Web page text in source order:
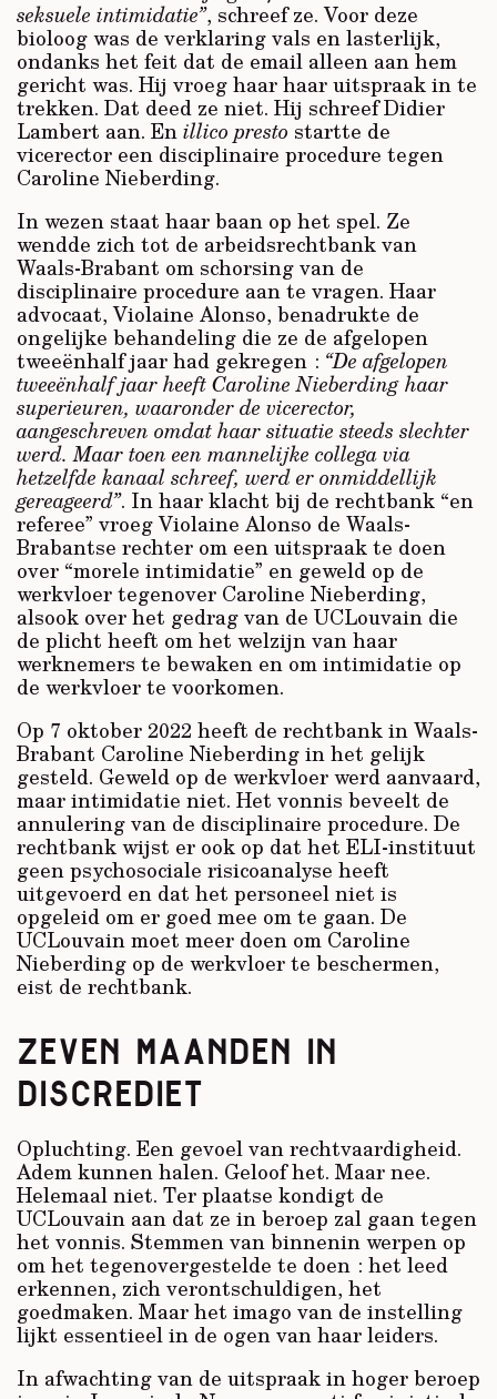
seksuele intimidatie”, schreef ze. Voor deze
bioloog was de verklaring vals en lasterlijk,
ondanks het feit dat de email alleen aan hem
gericht was. Hij vroeg haar haar uitspraak in te
trekken. Dat deed ze niet. Hij schreef Didier
Lambert aan. Enillico presto startte de
vicerector een disciplinaire procedure tegen
Caroline Nieberding.
In wezen staat haar baan op het spel. Ze
wendde zich tot de arbeidsrechtbank van
Waals-Brabant om schorsing van de
disciplinaire procedure aan te vragen. Haar
advocaat, Violaine Alonso, benadrukte de
ongelijke behandeling die ze de afgelopen
tweeënhalf jaar had gekregen : “De afgelopen
tweeënhalf jaar heeft Caroline Nieberding haar
superieuren, waaronder de vicerector,
aangeschreven omdat haar situatie steeds slechter
werd. Maar toen een mannelijke collega via
hetzelfde kanaal schreef, werd er onmiddellijk
gereageerd”. In haar klacht bij de rechtbank “en
referee” vroeg Violaine Alonso de Waals-
Brabantse rechter om een uitspraak te doen
over “morele intimidatie” en geweld op de
werkvloer tegenover Caroline Nieberding,
alsook over het gedrag van de UCLouvain die
de plicht heeft om het welzijn van haar
werknemers te bewaken en om intimidatie op
de werkvloer te voorkomen.
Op 7 oktober 2022 heeft de rechtbank in Waals-
Brabant Caroline Nieberding in het gelijk
gesteld. Geweld op de werkvloer werd aanvaard,
maar intimidatie niet. Het vonnis beveelt de
annulering van de disciplinaire procedure. De
rechtbank wijst er ook op dat het ELI-instituut
geen psychosociale risicoanalyse heeft
uitgevoerd en dat het personeel niet is
opgeleid om er goed mee om te gaan. De
UCLouvain moet meer doen om Caroline
Nieberding op de werkvloer te beschermen,
eist de rechtbank.
ZEVEN MAANDEN IN
DISCREDIET
Opluchting. Een gevoel van rechtvaardigheid.
Adem kunnen halen. Geloof het. Maar nee.
Helemaal niet. Ter plaatse kondigt de
UCLouvain aan dat ze in beroep zal gaan tegen
het vonnis. Stemmen van binnenin werpen op
om het tegenovergestelde te doen : het leed
erkennen, zich verontschuldigen, het
goedmaken. Maar het imago van de instelling
lijkt essentieel in de ogen van haar leiders.
In afwachting van de uitspraak in hoger beroep